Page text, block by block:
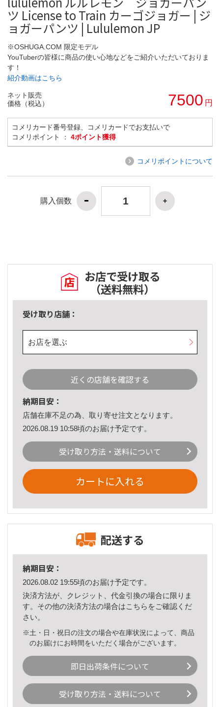
ツ License to Train カーゴジョガー | ジ
ョガーパンツ | Lululemon JP
※OSHUGA.COM 限定モデル
YouTuberの皆様に商品の使い心地などをご紹介いただいておりま
す！
紹介動画はこちら
ネット販売
価格（税込）
7500 円
コメリカード番号登録、コメリカードでお支払いで
コメリポイント ： 4ポイント獲得
コメリポイントについて
購入個数
お店で受け取る
（送料無料）
受け取り店舗：
お店を選ぶ
近くの店舗を確認する
納期目安：
店舗在庫不足の為、取り寄せ注文となります。
2026.08.19 10:58頃のお届け予定です。
受け取り方法・送料について
カートに入れる
配送する
納期目安：
2026.08.02 19:55頃のお届け予定です。
決済方法が、クレジット、代金引換の場合に限りま
す。その他の決済方法の場合はこちら をご確認くだ
さい。
※土・日・祝日の注文の場合や在庫状況によって、商品
のお届けにお時間をいただく場合がございます。
即日出荷条件について
受け取り方法・送料について